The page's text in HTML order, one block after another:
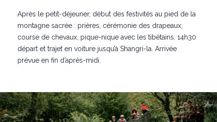
Après le petit-déjeuner, début des festivités au pied de la
montagne sacrée : prières, cérémonie des drapeaux,
course de chevaux, pique-nique avec les tibétains. 14h30
départ et trajet en voiture jusqu’à Shangri-la. Arrivée
prévue en fin d’après-midi.